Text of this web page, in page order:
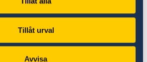
Tillåt urval
Avvisa
men det är det som avgör om
på allt det andra.
hela FN:s samordningsplats,
och Oceanien så vi har ett av
och mest komplexa FN-system